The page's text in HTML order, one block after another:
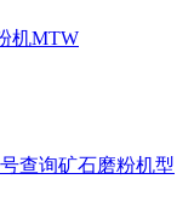
机MTW
查询矿石磨粉机型